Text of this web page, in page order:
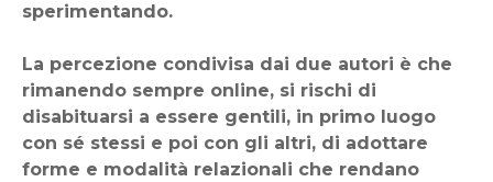
sperimentando.
La percezione condivisa dai due autori è che
rimanendo sempre online, si rischi di
disabituarsi a essere gentili, in primo luogo
con sé stessi e poi con gli altri, di adottare
forme e modalità relazionali che rendano